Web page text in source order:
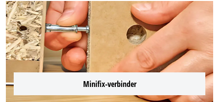
Minifix-verbinder